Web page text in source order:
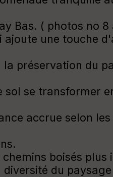
Bas. ( photos no 8
une touche
préservation du
sol se transformer
accrue selon
boisés plus
du